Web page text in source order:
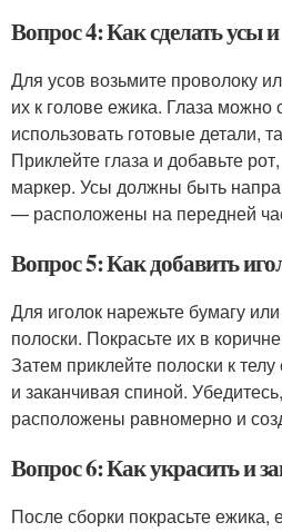
Вопрос 4: Как сделать усы
Для усов возьмите проволоку
их к голове ежика. Глаза можно
использовать готовые детали,
Приклейте глаза и добавьте
маркер. Усы должны быть
— расположены на передней
Вопрос 5: Как добавить
Для иголок нарежьте бумагу
полоски. Покрасьте их в
Затем приклейте полоски к
и заканчивая спиной.
расположены равномерно и
Вопрос 6: Как украсить и
После сборки покрасьте ежика,